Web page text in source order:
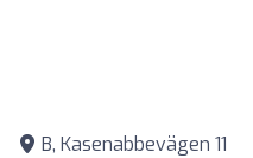
B, Kasenabbevägen 11